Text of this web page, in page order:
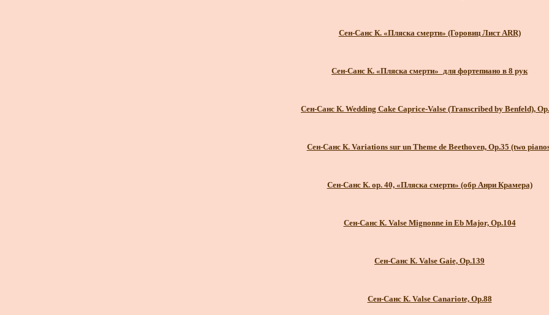
Сен-Санс К. «Пляска смерти» (Горовиц Лист ARR)
Сен-Санс К. «Пляска смерти»_для фортепиано в 8 рук
Сен-Санс К. Wedding Cake Caprice-Valse (Transcribed by Benfeld),
Сен-Санс К. Variations sur un Theme de Beethoven, Op.35 (two
Сен-Санс К. ор. 40, «Пляска смерти» (обр Анри Крамера)
Сен-Санс К. Valse Mignonne in Eb Major, Op.104
Сен-Санс К. Valse Gaie, Op.139
Сен-Санс К. Valse Canariote, Op.88